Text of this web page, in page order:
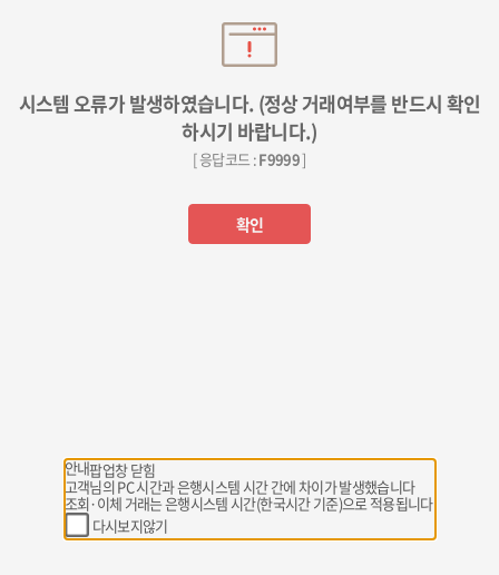
안내팝업창 닫힘
고객님의 PC 시간과 은행시스템 시간 간에 차이가 발생했습니다
조회·이체 거래는 은행시스템 시간(한국시간 기준)으로 적용됩니다
다시보지않기
시스템 오류가 발생하였습니다. (정상 거래여부를 반드시 확인
하시기 바랍니다.)
[ 응답코드 :F9999]
확인